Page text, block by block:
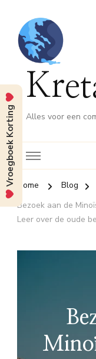
Alles voor een
Home Blog
Bezoek aan de
Leer over de oude
Vroegboek Korting